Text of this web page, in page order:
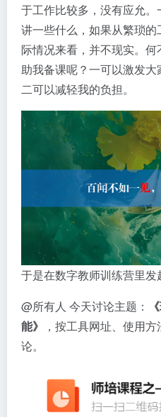
于工作比较多，没有应允
讲一些什么，如果从繁琐
际情况来看，并不现实。
助我备课呢？一可以激发大
二可以减轻我的负担。
于是在数字教师训练营里发
@所有人 今天讨论主题：
能》
，按工具网址、使用
论。